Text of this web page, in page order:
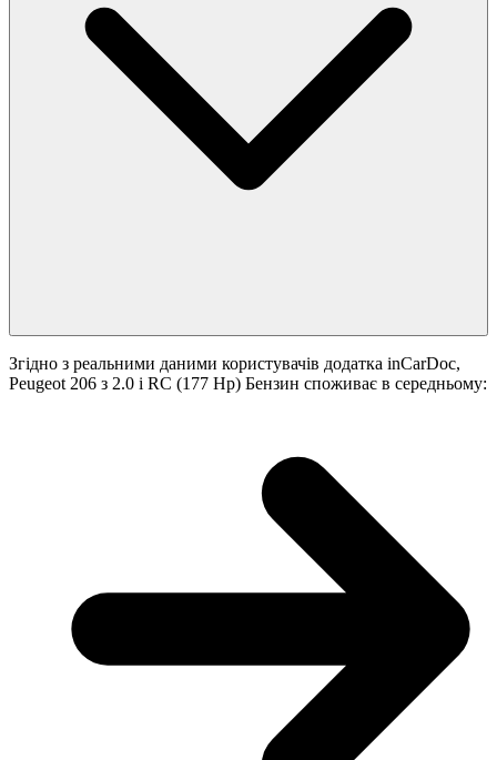
Згідно з реальними даними користувачів додатка inCarDoc,
Peugeot 206 з 2.0 i RC (177 Hp) Бензин споживає в середньому: